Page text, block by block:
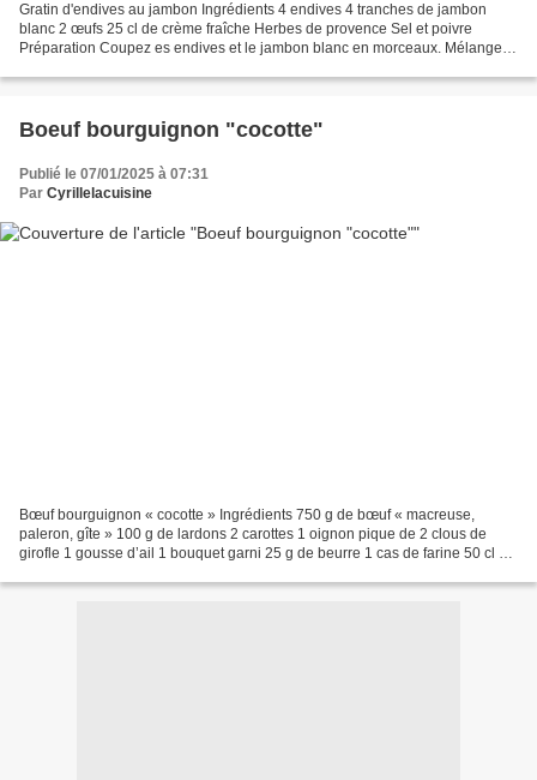
Gratin d'endives au jambon Ingrédients 4 endives 4 tranches de jambon
blanc 2 œufs 25 cl de crème fraîche Herbes de provence Sel et poivre
Préparation Coupez es endives et le jambon blanc en morceaux. Mélangez
Boeuf bourguignon "cocotte"
Publié le 07/01/2025 à 07:31
Par Cyrillelacuisine
Bœuf bourguignon « cocotte » Ingrédients 750 g de bœuf « macreuse,
paleron, gîte » 100 g de lardons 2 carottes 1 oignon pique de 2 clous de
girofle 1 gousse d’ail 1 bouquet garni 25 g de beurre 1 cas de farine 50 cl de